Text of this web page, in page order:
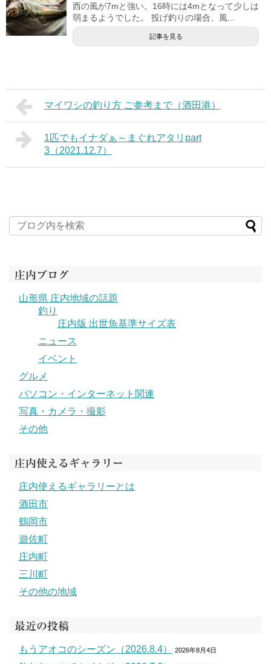
西の風が7mと強い。16時には4mとなって少しは
弱まるようでした。 投げ釣りの場合、風...
記事を見る
マイワシの釣り方 ご参考まで（酒田港）
1匹でもイナダぁ～まぐれアタリpart
3（2021.12.7）
庄内ブログ
山形県 庄内地域の話題
釣り
庄内版 出世魚基準サイズ表
ニュース
イベント
グルメ
パソコン・インターネット関連
写真・カメラ・撮影
その他
庄内使えるギャラリー
庄内使えるギャラリーとは
酒田市
鶴岡市
遊佐町
庄内町
三川町
その他の地域
最近の投稿
もうアオコのシーズン（2026.8.4） 2026年8月4日